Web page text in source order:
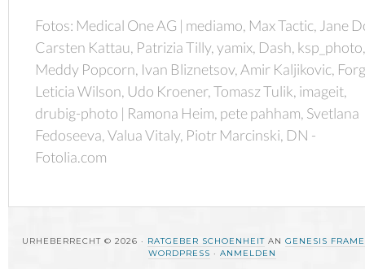
Fotos: Medical One AG | mediamo, Max Tactic, Jane
Carsten Kattau, Patrizia Tilly, yamix, Dash, ksp_photo,
Meddy Popcorn, Ivan Bliznetsov, Amir Kaljikovic,
Leticia Wilson, Udo Kroener, Tomasz Tulik, imageit,
drubig-photo | Ramona Heim, pete pahham, Svetlana
Fedoseeva, Valua Vitaly, Piotr Marcinski, DN -
Fotolia.com
URHEBERRECHT © 2026 · RATGEBER SCHOENHEIT AN GENESIS
WORDPRESS · ANMELDEN